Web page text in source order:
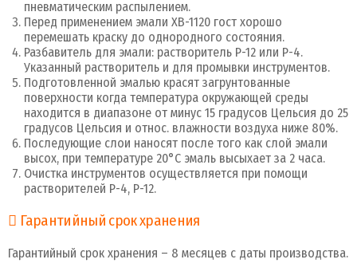
пневматическим распылением.
Перед применением эмали ХВ-1120 гост хорошо
перемешать краску до однородного состояния.
Разбавитель для эмали: растворитель Р-12 или Р-4.
Указанный растворитель и для промывки инструментов.
Подготовленной эмалью красят загрунтованные
поверхности когда температура окружающей среды
находится в диапазоне от минус 15 градусов Цельсия до 25
градусов Цельсия и относ. влажности воздуха ниже 80%.
Последующие слои наносят после того как слой эмали
высох, при температуре 20°С эмаль высыхает за 2 часа.
Очистка инструментов осуществляется при помощи
растворителей Р-4, Р-12.
Гарантийный срок хранения
Гарантийный срок хранения – 8 месяцев с даты производства.